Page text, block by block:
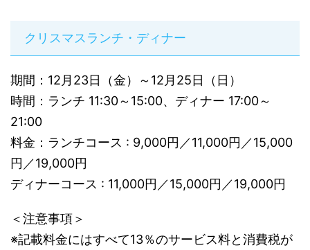
クリスマスランチ・ディナー
期間：12月23日（金）～12月25日（日）
時間：ランチ 11:30～15:00、ディナー 17:00～
21:00
料金：ランチコース : 9,000円／11,000円／15,000
円／19,000円
ディナーコース : 11,000円／15,000円／19,000円
＜注意事項＞
※記載料金にはすべて13％のサービス料と消費税が